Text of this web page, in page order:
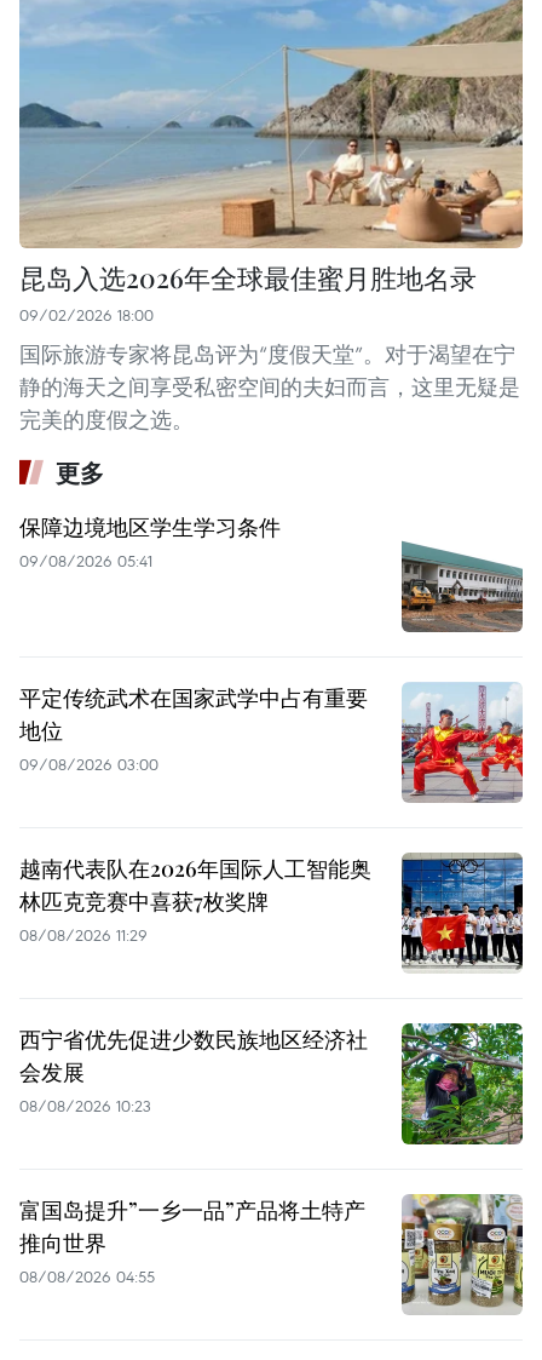
昆岛入选2026年全球最佳蜜月胜地名录
09/02/2026 18:00
国际旅游专家将昆岛评为“度假天堂”。对于渴望在宁
静的海天之间享受私密空间的夫妇而言，这里无疑是
完美的度假之选。
更多
保障边境地区学生学习条件
09/08/2026 05:41
平定传统武术在国家武学中占有重要
地位
09/08/2026 03:00
越南代表队在2026年国际人工智能奥
林匹克竞赛中喜获7枚奖牌
08/08/2026 11:29
西宁省优先促进少数民族地区经济社
会发展
08/08/2026 10:23
富国岛提升”一乡一品”产品将土特产
推向世界
08/08/2026 04:55